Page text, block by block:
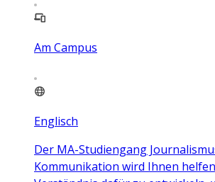
Am Campus
Englisch
Der MA-Studiengang
Kommunikation wird Ihnen